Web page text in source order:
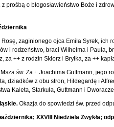
z prośbą o błogosławieństwo Boże i
Rosę, zaginionego ojca Emila Syrek, ich
i rodzeństwo, braci Wilhelma i Paula,
za ++ z rodzin Sklorz i Bryłka, za ++
św. Za + Joachima Guttmann, jego
dziadków z obu stron, Hildegardę i
Kaleta, Starkula, Guttmann i
Okazja do spowiedzi św. przed
XXVIII Niedziela Zwykła;